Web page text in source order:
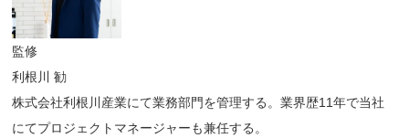
監修
利根川 勧
株式会社利根川産業にて業務部門を管理する。業界歴11年で当社
にてプロジェクトマネージャーも兼任する。